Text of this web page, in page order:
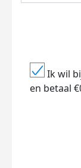
Ik wil
en betaal